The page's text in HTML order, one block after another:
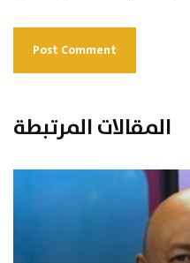
المقالات المرتبطة